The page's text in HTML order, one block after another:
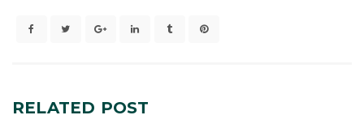
RELATED POST